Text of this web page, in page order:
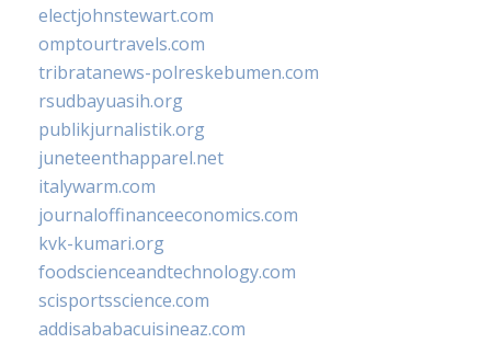
electjohnstewart.com
omptourtravels.com
tribratanews-polreskebumen.com
rsudbayuasih.org
publikjurnalistik.org
juneteenthapparel.net
italywarm.com
journaloffinanceeconomics.com
kvk-kumari.org
foodscienceandtechnology.com
scisportsscience.com
addisababacuisineaz.com